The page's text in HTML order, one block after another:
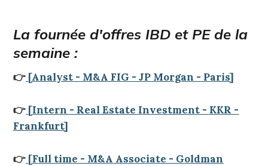
La fournée d'offres IBD et PE de la
semaine :
👉 [Analyst - M&A FIG - JP Morgan - Paris]
👉 [Intern - Real Estate Investment - KKR -
Frankfurt]
👉 [Full time - M&A Associate - Goldman